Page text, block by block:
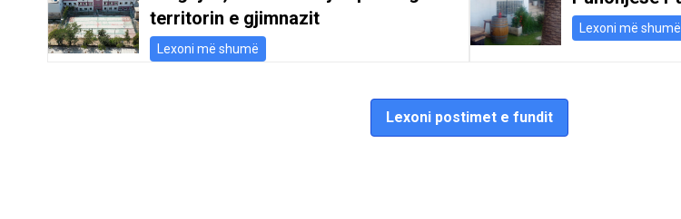
territorin e gjimnazit
Lexoni më shumë
Lexoni më shumë
Lexoni postimet e fundit